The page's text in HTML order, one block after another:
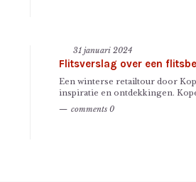
1-
31 januari 2024
Flitsverslag over een
Een winterse retailtour door
inspiratie en ontdekkingen.
comments 0